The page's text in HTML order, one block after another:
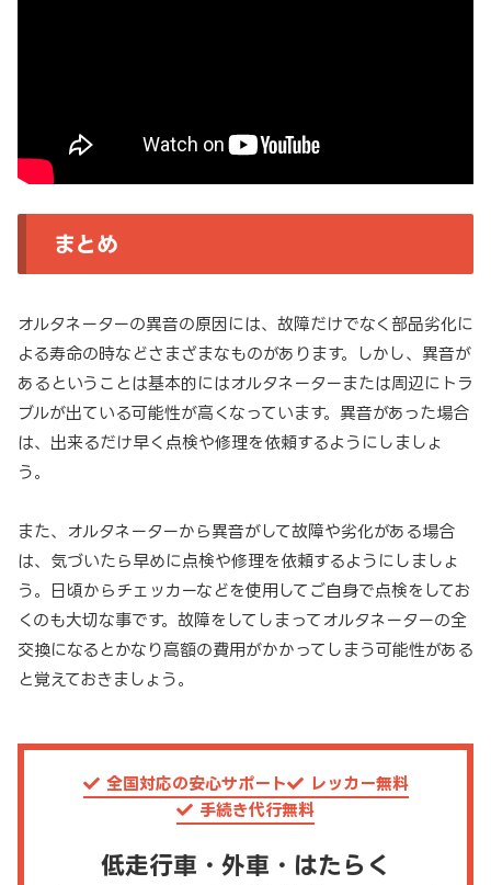
まとめ
オルタネーターの異音の原因には、故障だけでなく部品劣化に
よる寿命の時などさまざまなものがあります。しかし、異音が
あるということは基本的にはオルタネーターまたは周辺にトラ
ブルが出ている可能性が高くなっています。異音があった場合
は、出来るだけ早く点検や修理を依頼するようにしましょ
う。
また、オルタネーターから異音がして故障や劣化がある場合
は、気づいたら早めに点検や修理を依頼するようにしましょ
う。日頃からチェッカーなどを使用してご自身で点検をしてお
くのも大切な事です。故障をしてしまってオルタネーターの全
交換になるとかなり高額の費用がかかってしまう可能性がある
と覚えておきましょう。
全国対応の安心サポート
レッカー無料
手続き代行無料
低走行車・外車・はたらく